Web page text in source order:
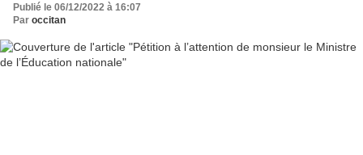
Publié le 06/12/2022 à 16:07
Par occitan